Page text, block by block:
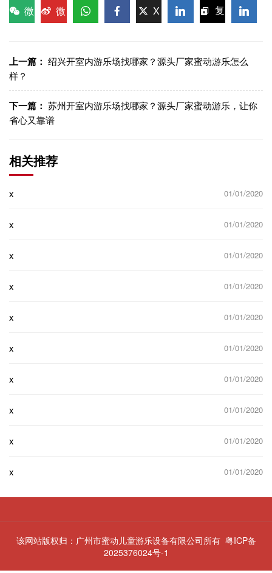
微
微
X
复
接
上一篇： 绍兴开室内游乐场找哪家？源头厂家蜜动游乐怎么
样？
下一篇： 苏州开室内游乐场找哪家？源头厂家蜜动游乐，让你
省心又靠谱
相关推荐
x 01/01/2020
x 01/01/2020
x 01/01/2020
x 01/01/2020
x 01/01/2020
x 01/01/2020
x 01/01/2020
x 01/01/2020
x 01/01/2020
x 01/01/2020
该网站版权归：广州市蜜动儿童游乐设备有限公司所有 粤ICP备
2025376024号-1